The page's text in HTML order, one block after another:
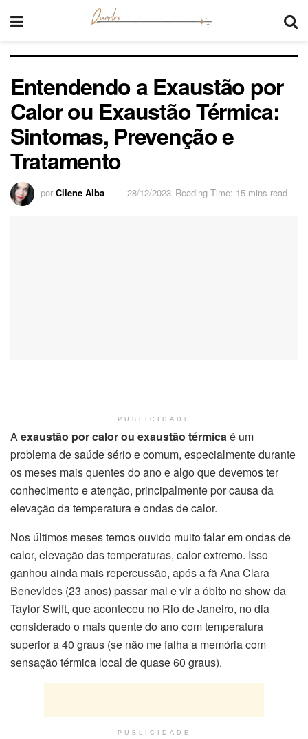
Entendendo a Exaustão por
Calor ou Exaustão Térmica:
Sintomas, Prevenção e
Tratamento
por Cilene Alba 28/12/2023 Reading Time: 15 mins read
PUBLICIDADE
Aexaustão por calor ou exaustão térmicaé um
problema de saúde sério e comum, especialmente durante
os meses mais quentes do ano e algo que devemos ter
conhecimento e atenção, principalmente por causa da
elevação da temperatura e ondas de calor.
Nos últimos meses temos ouvido muito falar em ondas de
calor, elevação das temperaturas, calor extremo. Isso
ganhou ainda mais repercussão, após a fã Ana Clara
Benevides (23 anos) passar mal e vir a óbito no show da
Taylor Swift, que aconteceu no Rio de Janeiro, no dia
considerado o mais quente do ano com temperatura
superior a 40 graus (se não me falha a memória com
sensação térmica local de quase 60 graus).
PUBLICIDADE